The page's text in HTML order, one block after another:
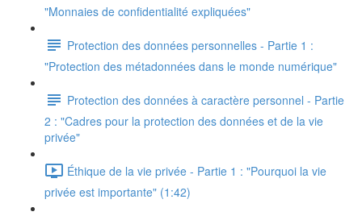
"Monnaies de confidentialité expliquées"
Protection des données personnelles - Partie 1 :
"Protection des métadonnées dans le monde numérique"
Protection des données à caractère personnel - Partie
2 : "Cadres pour la protection des données et de la vie
privée"
Éthique de la vie privée - Partie 1 : "Pourquoi la vie
privée est importante" (1:42)